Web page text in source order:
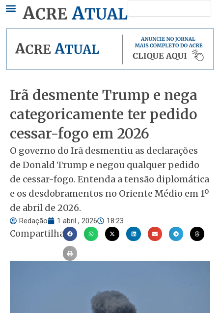
conteúdo
Irã desmente Trump e nega
categoricamente ter pedido
cessar-fogo em 2026
O governo do Irã desmentiu as declarações
de Donald Trump e negou qualquer pedido
de cessar-fogo. Entenda a tensão diplomática
e os desdobramentos no Oriente Médio em 1º
de abril de 2026.
Redação 1 abril , 2026 18:23
Compartilhar